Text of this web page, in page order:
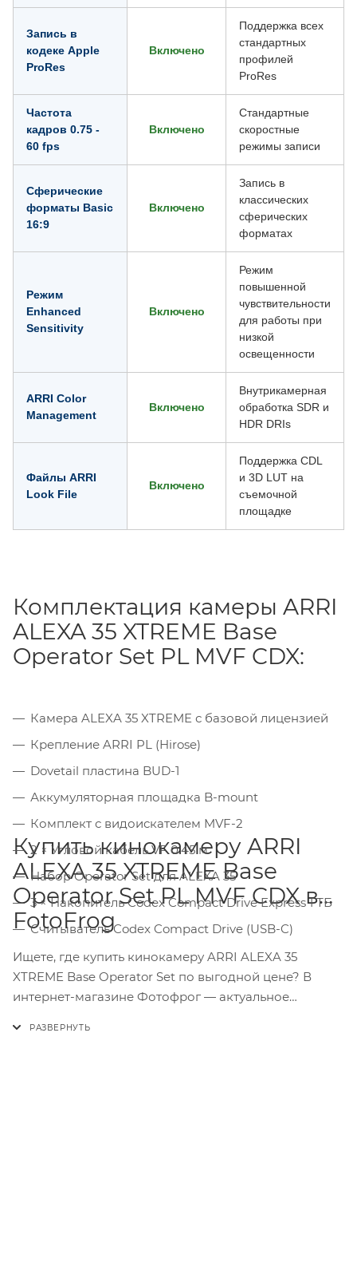
Запись в
кодеке Apple
ProRes
Включено
Поддержка всех
стандартных
профилей
ProRes
Частота
кадров 0.75 -
60 fps
Включено
Стандартные
скоростные
режимы записи
Сферические
форматы Basic
16:9
Включено
Запись в
классических
сферических
форматах
Режим
Enhanced
Sensitivity
Включено
Режим
повышенной
чувствительности
для работы при
низкой
освещенности
ARRI Color
Management
Включено
Внутрикамерная
обработка SDR и
HDR DRIs
Файлы ARRI
Look File
Включено
Поддержка CDL
и 3D LUT на
съемочной
площадке
Комплектация камеры ARRI
ALEXA 35 XTREME Base
Operator Set PL MVF CDX:
Камера ALEXA 35 XTREME с базовой лицензией
Крепление ARRI PL (Hirose)
Dovetail пластина BUD-1
Аккумуляторная площадка B-mount
Комплект с видоискателем MVF-2
2 × Угловой кабель VF 0.45 м
Набор Operator Set для ALEXA 35
3 × Накопитель Codex Compact Drive Express 1 ТБ
Считыватель Codex Compact Drive (USB-C)
Купить кинокамеру ARRI
ALEXA 35 XTREME Base
Operator Set PL MVF CDX в
FotoFrog
Ищете, где купить кинокамеру ARRI ALEXA 35
XTREME Base Operator Set по выгодной цене? В
интернет-магазине Фотофрог — актуальное